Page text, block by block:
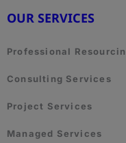
OUR SERVICES
Professional
Consulting Services
Project Services
Managed Services